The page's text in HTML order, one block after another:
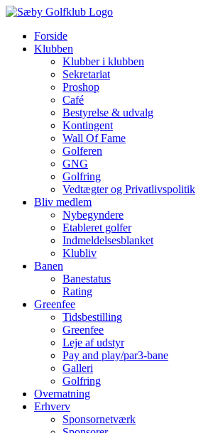
Skip
contentForside
Klubben
Klubber i klubben
Sekretariat
Proshop
Café
Bestyrelse & udvalg
Kontingent
Wall Of Fame
Golferen
GNG
Golfring
Vedtægter og Privatlivspolitik
Bliv medlem
Nybegyndere
Etableret golfer
Indmeldelsesblanket
Klubliv
Banen
Banestatus
Rating
Greenfee
Tidsbestilling
Greenfee
Leje af udstyr
Pay and play/par3-bane
Galleri
Golfring
Overnatning
Erhverv
Sponsornetværk